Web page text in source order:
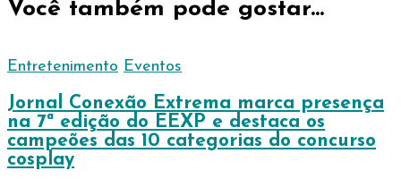
Você também pode gostar...
Entretenimento Eventos
Jornal Conexão Extrema marca presença
na 7ª edição do EEXP e destaca os
campeões das 10 categorias do concurso
cosplay